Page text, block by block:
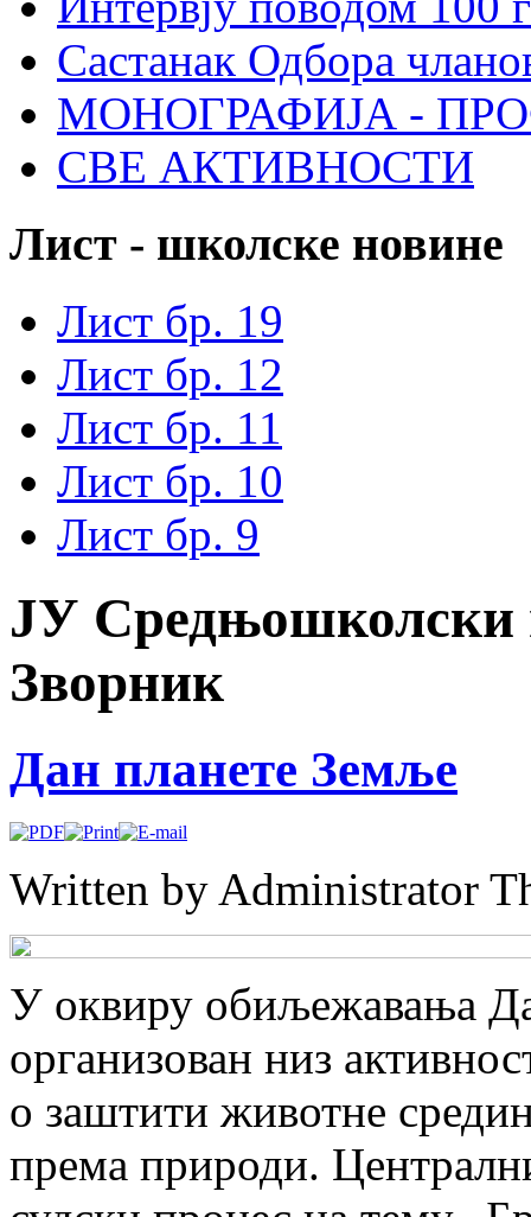
Састанак Одбора
МОНОГРАФИЈА -
СВЕ АКТИВНОСТИ
Лист - школске новине
Лист бр. 19
Лист бр. 12
Лист бр. 11
Лист бр. 10
Лист бр. 9
ЈУ
Зворник
Дан планете Земље
Written by Administrator
У оквиру обиљежавања
организован низ
о заштити животне
према природи.